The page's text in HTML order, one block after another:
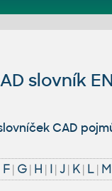
slovník
CAD
F| G| H | I | J| K| L| M